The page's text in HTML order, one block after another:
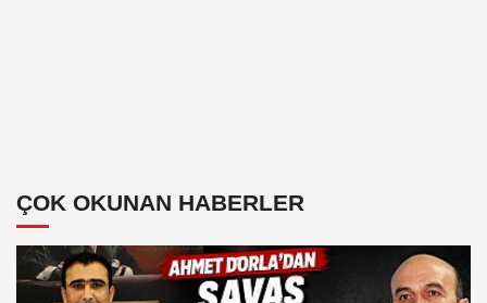
ÇOK OKUNAN HABERLER